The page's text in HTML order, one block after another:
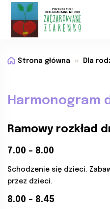
Strona główna Dla
Harmonogram
Ramowy rozkład
7.00 – 8.00
Schodzenie się dzieci.
przez dzieci.
8.00 – 8.45